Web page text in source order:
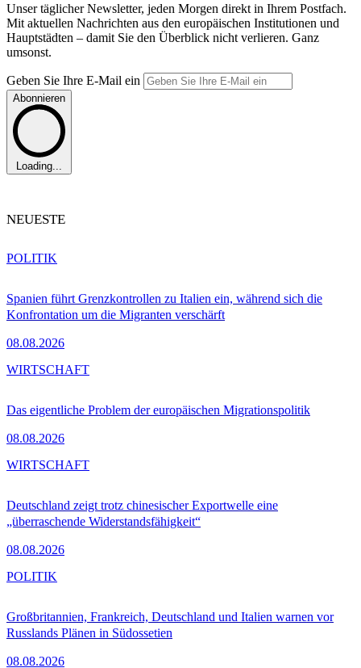
Unser täglicher Newsletter, jeden Morgen direkt in Ihrem Postfach.
Mit aktuellen Nachrichten aus den europäischen Institutionen und
Hauptstädten – damit Sie den Überblick nicht verlieren. Ganz
umsonst.
Geben Sie Ihre E-Mail ein
Abonnieren
Loading...
NEUESTE
Spanien führt Grenzkontrollen zu Italien ein, während sich die
Konfrontation um die Migranten verschärft
08.08.2026
POLITIK
Das eigentliche Problem der europäischen Migrationspolitik
08.08.2026
WIRTSCHAFT
Deutschland zeigt trotz chinesischer Exportwelle eine
„überraschende Widerstandsfähigkeit“
08.08.2026
WIRTSCHAFT
Großbritannien, Frankreich, Deutschland und Italien warnen vor
Russlands Plänen in Südossetien
08.08.2026
POLITIK